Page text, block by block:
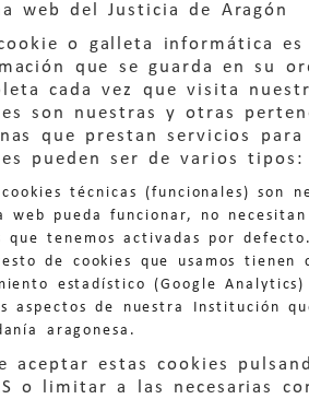
web del Justicia de Aragón
o galleta informática
que se guarda en su
cada vez que visita
son nuestras y otras
que prestan servicios
pueden ser de varios tipos:
técnicas (funcionales) son
web pueda funcionar, no
que tenemos activadas por defecto.
de cookies que usamos tienen
estadístico (Google
aspectos de nuestra Institución
aragonesa.
aceptar estas cookies
o limitar a las necesarias
Quejas:
Información general:
Teléfonos: 900 210 210/